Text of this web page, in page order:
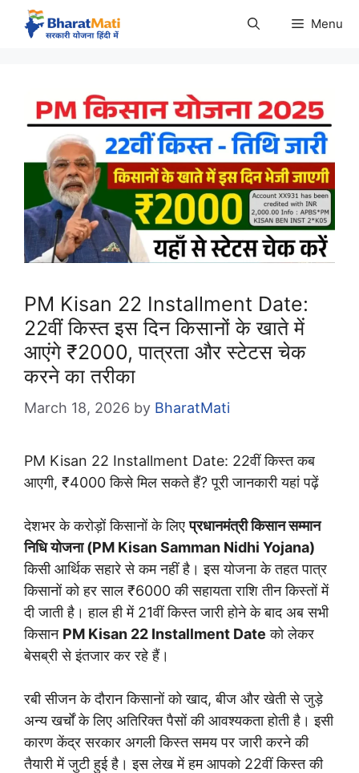
Skip
Menu
PM Kisan 22 Installment Date:
22वीं किस्त इस दिन किसानों के खाते में
आएंगे ₹2000, पात्रता और स्टेटस चेक
करने का तरीका
March 18, 2026 by BharatMati
PM Kisan 22 Installment Date: 22वीं किस्त कब
आएगी, ₹4000 किसे मिल सकते हैं? पूरी जानकारी यहां पढ़ें
देशभर के करोड़ों किसानों के लिएप्रधानमंत्री किसान सम्मान
निधि योजना (PM Kisan Samman Nidhi Yojana)
किसी आर्थिक सहारे से कम नहीं है। इस योजना के तहत पात्र
किसानों को हर साल ₹6000 की सहायता राशि तीन किस्तों में
दी जाती है। हाल ही में 21वीं किस्त जारी होने के बाद अब सभी
किसान PM Kisan 22 Installment Date को लेकर
बेसब्री से इंतजार कर रहे हैं।
रबी सीजन के दौरान किसानों को खाद, बीज और खेती से जुड़े
अन्य खर्चों के लिए अतिरिक्त पैसों की आवश्यकता होती है। इसी
कारण केंद्र सरकार अगली किस्त समय पर जारी करने की
तैयारी में जुटी हुई है। इस लेख में हम आपको 22वीं किस्त की